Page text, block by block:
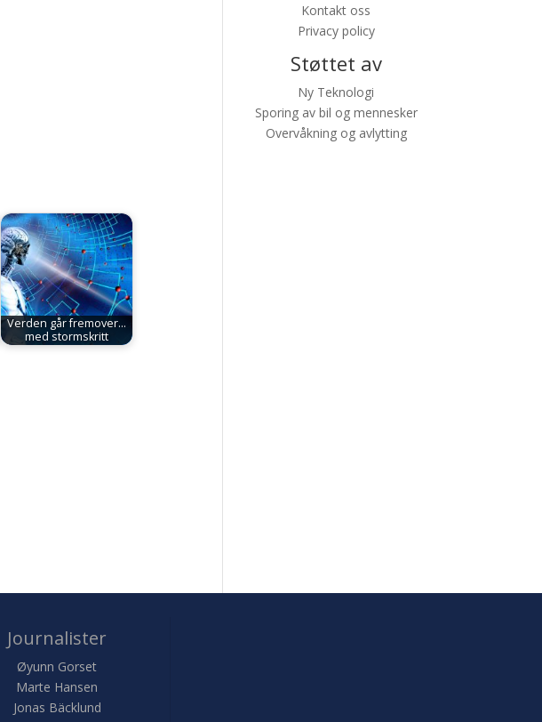
Verden går fremover...
med stormskritt
Kontakt oss
Privacy policy
Støttet av
Ny Teknologi
Sporing av bil og mennesker
Overvåkning og avlytting
Journalister
Øyunn Gorset
Marte Hansen
Jonas Bäcklund